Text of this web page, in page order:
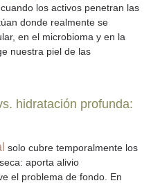
los activos penetran las
donde realmente se
en el microbioma y en la
nuestra piel de las
hidratación profunda:
solo cubre temporalmente los
aporta alivio
el problema de fondo. En